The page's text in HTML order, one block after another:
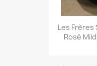
Les Frères
Rosé